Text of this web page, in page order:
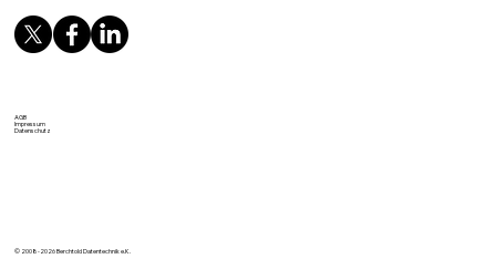
AGB
Impressum
Datenschutz
© 2008-2026 Berchtold Datentechnik e.K.